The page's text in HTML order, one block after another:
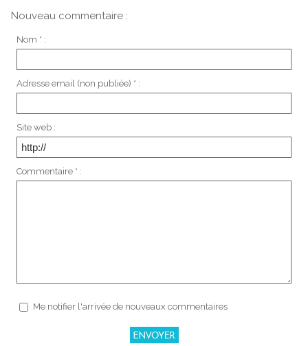
Nouveau commentaire :
Nom * :
Adresse email (non publiée) * :
Site web :
Commentaire * :
Me notifier l'arrivée de nouveaux commentaires